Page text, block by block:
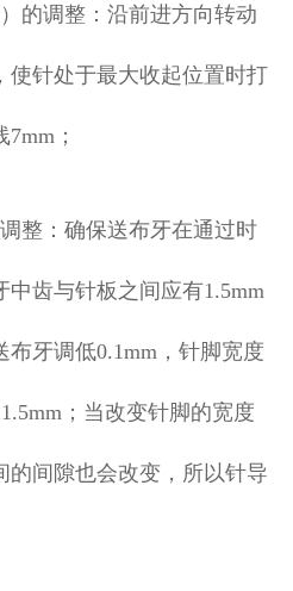
的调整：沿前进方向转动
使针处于最大收起位置时打
；
整：确保送布牙在通过时
齿与针板之间应有1.5mm
牙调低0.1mm，针脚宽度
；当改变针脚的宽度
的间隙也会改变，所以针导